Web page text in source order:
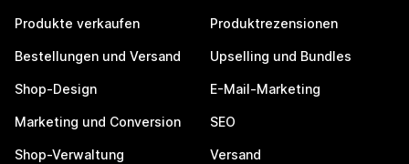
Produkte verkaufen
Bestellungen und Versand
Shop-Design
Marketing und Conversion
Shop-Verwaltung
Produktrezensionen
Upselling und Bundles
E-Mail-Marketing
SEO
Versand